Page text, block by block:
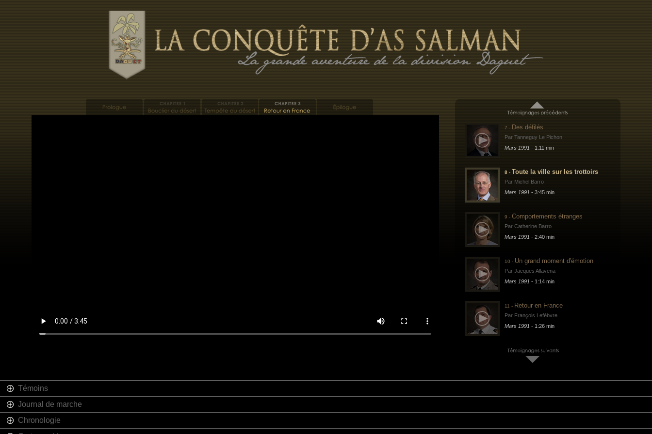
5 -L'arrivée à Nîmes
Par Yves Derville
Mars 1991- 3:02 min
- 1:29 min
7 - Des défilés
Par Tanneguy Le Pichon
Mars 1991 - 1:11 min
8 - Toute la ville sur les trottoirs
Par Michel Barro
Mars 1991 - 3:45 min
9 - Comportements étranges
Par Catherine Barro
Mars 1991 - 2:40 min
10 - Un grand moment d'émotion
Par Jacques Allavena
Mars 1991 - 1:14 min
11 - Retour en France
Par François Lefèbvre
Mars 1991 - 1:26 min
12 -Retour
Par Marie-Christine Cudennec
Le déminage des plages
Témoins
Journal de marche
Chronologie